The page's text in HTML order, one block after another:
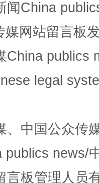
闻China
网站留言板
China publics
legal
、中国公众传
publics news/
言板管理人员